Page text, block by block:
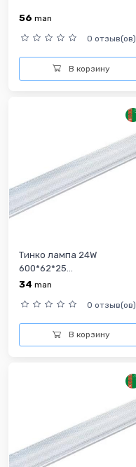
56 man
0 отзыв(ов)
В корзину
Тинко лампа 24W
600*62*25...
34 man
0 отзыв(ов)
В корзину